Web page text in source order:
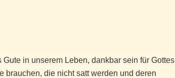
in unserem Leben, dankbar sein für Gottes
brauchen, die nicht satt werden und deren